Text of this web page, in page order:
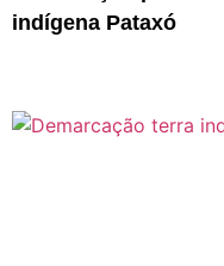
indígena Pataxó